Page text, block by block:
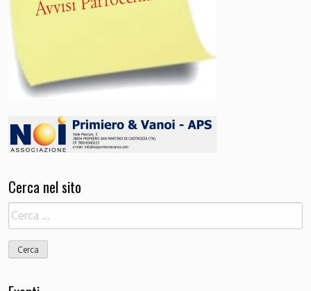
Cerca nel sito
Ricerca
per: